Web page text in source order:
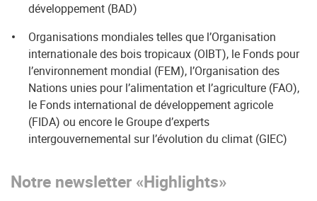
développement (BAD)
Organisations mondiales telles que l’Organisation
internationale des bois tropicaux (OIBT), le Fonds pour
l’environnement mondial (FEM), l’Organisation des
Nations unies pour l’alimentation et l’agriculture (FAO),
le Fonds international de développement agricole
(FIDA) ou encore le Groupe d’experts
intergouvernemental sur l’évolution du climat (GIEC)
Notre newsletter «Highlights»